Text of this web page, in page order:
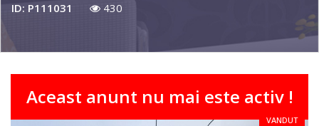
ID: P111031 430
Aceast anunt nu mai este activ !
VANDUT